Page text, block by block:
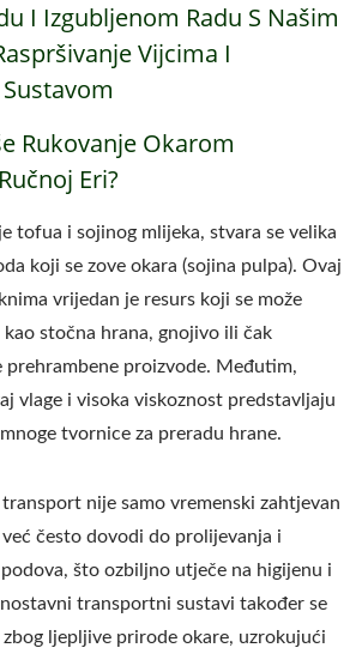
I Izgubljenom Radu S Našim
Vijcima I
Rukovanje Okarom
Eri?
tofua i sojinog mlijeka, stvara se velika
koji se zove okara (sojina pulpa). Ovaj
vrijedan je resurs koji se može
stočna hrana, gnojivo ili čak
prehrambene proizvode. Međutim,
vlage i visoka viskoznost predstavljaju
tvornice za preradu hrane.
nije samo vremenski zahtjevan
često dovodi do prolijevanja i
što ozbiljno utječe na higijenu i
transportni sustavi također se
zbog ljepljive prirode okare, uzrokujući